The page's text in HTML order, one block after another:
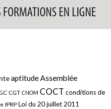
aptitudeAssemblée
CGT CNOM COCT conditions de
IPRP Loi du 20 juillet 2011